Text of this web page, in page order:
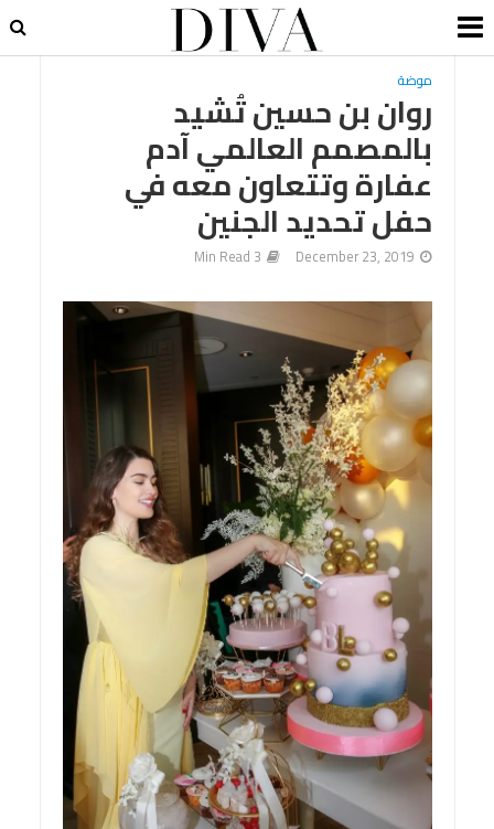
موضة
روان بن حسين تُشيد
بالمصمم العالمي آدم
عفارة وتتعاون معه في
حفل تحديد الجنين
December 23, 2019
3 Min Read